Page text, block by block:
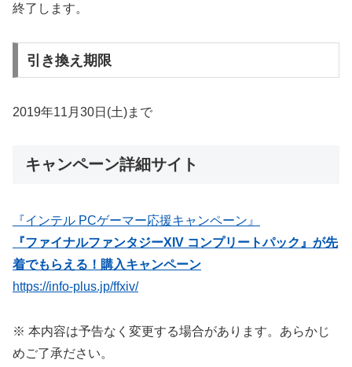
終了します。
引き換え期限
2019年11月30日(土)まで
キャンペーン詳細サイト
『インテル PCゲーマー応援キャンペーン』
『ファイナルファンタジーXIV コンプリートパック』が先
着でもらえる！購入キャンペーン
https://info-plus.jp/ffxiv/
※ 本内容は予告なく変更する場合があります。あらかじ
めご了承ださい。